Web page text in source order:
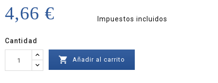
4,66 € Impuestos incluidos
Cantidad
 Añadir al carrito